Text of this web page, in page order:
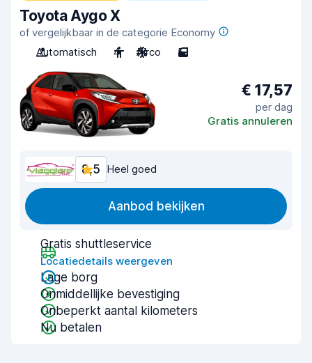
Toyota Aygo X
of vergelijkbaar in de categorie Economy
Automatisch
4 Airco 5
€ 17,57
per dag
Gratis annuleren
8,5 Heel goed
Aanbod bekijken
Gratis shuttleservice
Locatiedetails weergeven
Lage borg
Onmiddellijke bevestiging
Onbeperkt aantal kilometers
Nu betalen